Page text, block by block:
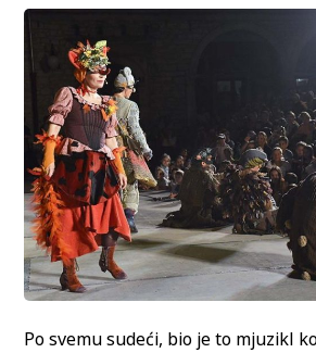
Po svemu sudeći, bio je to mjuzikl